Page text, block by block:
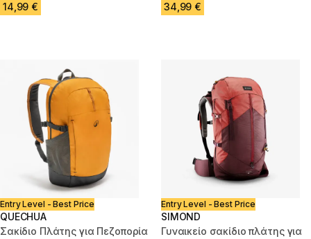
14,99 € 34,99 €
Entry Level - Best Price
QUECHUA
Σακίδιο Πλάτης για Πεζοπορία
Entry Level - Best Price
SIMOND
Γυναικείο σακίδιο πλάτης για